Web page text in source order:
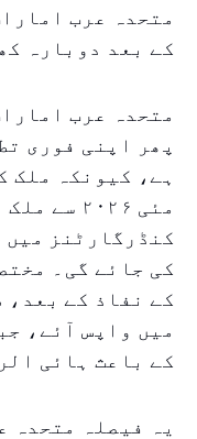
متحدہ عرب
کے بعد دوبارہ
متحدہ عرب
پھر اپنی فوری
مئی
کنڈرگارٹنز
کی جائے گی۔
کے نفاذ کے بعد،
میں واپس آئے،
کے باعث ہائی
یہ فیصلہ متحدہ